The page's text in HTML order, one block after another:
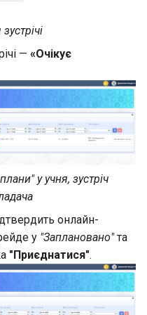
— «Очікує
у учня, зустріч
онлайн-
у "Заплановано"та
"Приєднатися".